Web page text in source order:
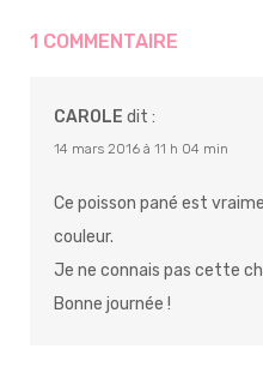
1 COMMENTAIRE
CAROLE dit :
14 mars 2016 à 11 h 04 min
Ce poisson pané est
couleur.
Je ne connais pas cette
Bonne journée !